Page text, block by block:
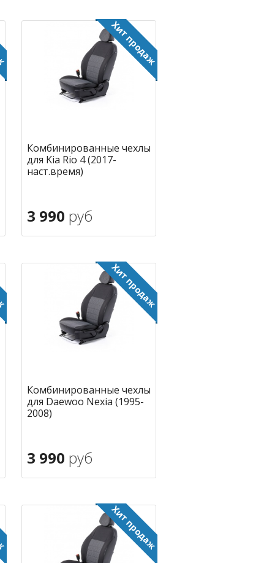
Комбинированные чехлы
для Kia Rio 4 (2017-
наст.время)
3 990 руб
В корзину
Комбинированные чехлы
для Daewoo Nexia (1995-
2008)
3 990 руб